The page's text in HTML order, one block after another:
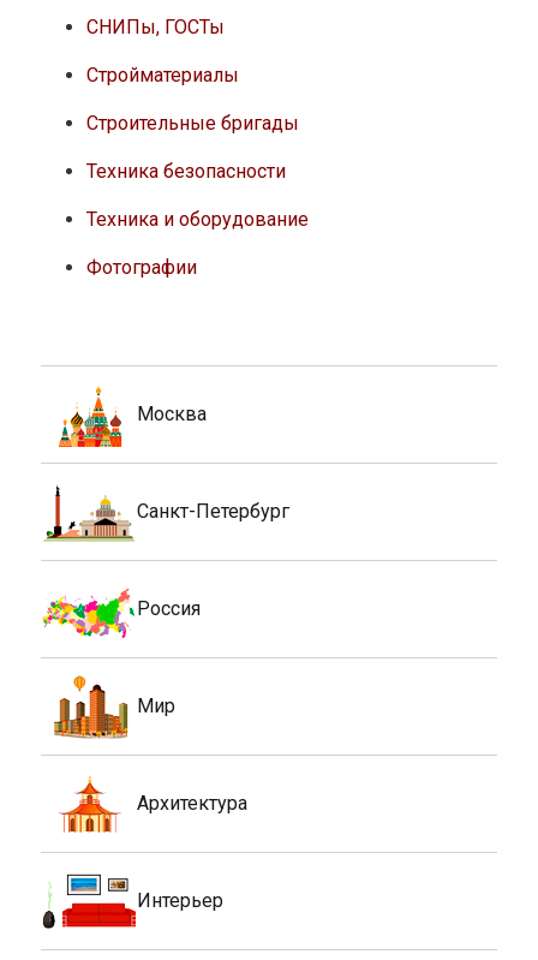
СНИПы, ГОСТы
Стройматериалы
Строительные бригады
Техника безопасности
Техника и оборудование
Фотографии
Москва
Санкт-Петербург
Россия
Мир
Архитектура
Интерьер